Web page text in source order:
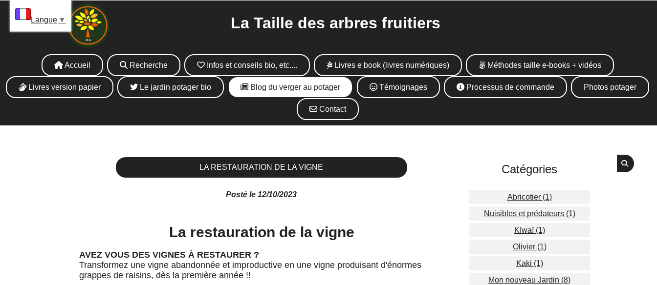
La Taille des arbres fruitiers
Accueil Recherche Infos et conseils bio, etc.... Livres e book (livres numériques) Méthodes taille e-books + vidéos
Livres version papier Le jardin potager bio Blog du verger au potager Témoignages Processus de commande Photos potager
Contact
LA RESTAURATION DE LA VIGNE
Posté le 12/10/2023
La restauration de la vigne
AVEZ VOUS DES VIGNES À RESTAURER ?
Transformez une vigne abandonnée et improductive en une vigne produisant d'énormes
grappes de raisins, dès la première année !!
Catégories
Abricotier (1)
Nuisibles et prédateurs (1)
KIwaï (1)
Olivier (1)
Kaki (1)
Mon nouveau Jardin (8)
Langue ▼